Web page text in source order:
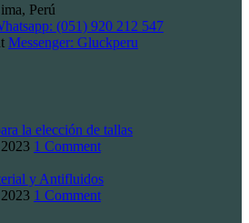
Perú
(051) 920 212 547
Messenger: Gluckperu
la elección de tallas
1 Comment
y Antifluidos
1 Comment